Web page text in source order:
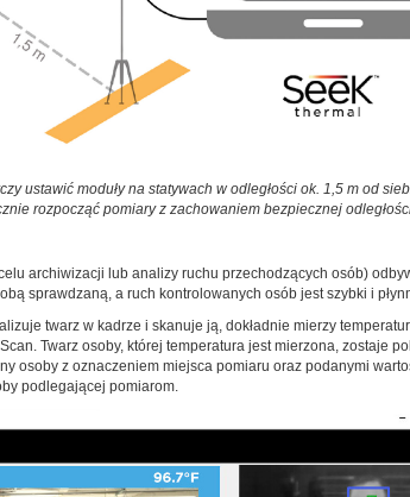
ustawić moduły na statywach w odległości ok. 1,5 m od
rozpocząć pomiary z zachowaniem bezpiecznej
archiwizacji lub analizy ruchu przechodzących osób)
sprawdzaną, a ruch kontrolowanych osób jest szybki i
twarz w kadrze i skanuje ją, dokładnie mierzy
Twarz osoby, której temperatura jest mierzona, zostaje
osoby z oznaczeniem miejsca pomiaru oraz podanymi
podlegającej pomiarom.